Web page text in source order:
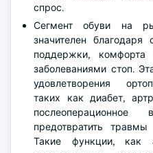
спрос.
Сегмент обуви на
значителен
поддержки,
заболеваниями стоп.
удовлетворения
таких как диабет,
послеоперационное
предотвратить
Такие функции, как